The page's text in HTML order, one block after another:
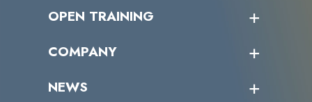
OPEN TRAINING
受講者の声
COMPANY
トップメッセージ
NEWS